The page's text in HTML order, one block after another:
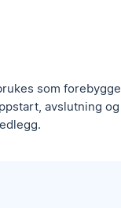
som
avslutning